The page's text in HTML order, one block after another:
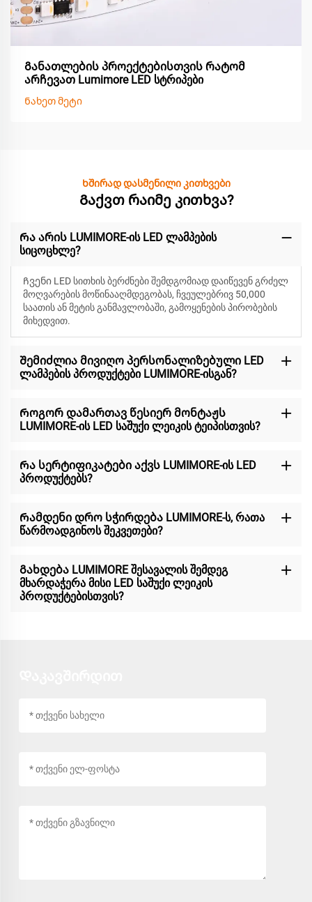
Განათლების პროექტებისთვის რატომ
არჩევათ Lumimore LED სტრიპები
Ნახეთ მეტი
Ხშირად დასმენილი კითხვები
Გაქვთ რაიმე კითხვა?
Რა არის LUMIMORE-ის LED ლამპების
სიცოცხლე?
Ჩვენი LED სითხის ბერძნები შემდგომიად დაიწევენგრძელ
მოღვარების მოწინააღმდეგობას, ჩვეულებრივ 50,000
საათის ან მეტის განმავლობაში, გამოყენების პირობების
მიხედვით.
Შემიძლია მივიღო პერსონალიზებული LED
ლამპების პროდუქტები LUMIMORE-ისგან?
Როგორ დამართავ წესიერ მონტაჟს
LUMIMORE-ის LED საშუქი ლეიკის ტეიპისთვის?
Რა სერტიფიკატები აქვს LUMIMORE-ის LED
პროდუქტებს?
Რამდენი დრო სჭირდება LUMIMORE-ს, რათა
წარმოადგინოს შეკვეთები?
Გახდება LUMIMORE შესავალის შემდეგ
მხარდაჭერა მისი LED საშუქი ლეიკის
პროდუქტებისთვის?